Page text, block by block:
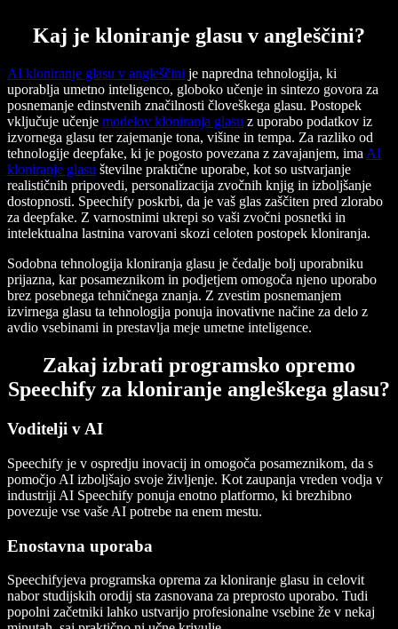
Kaj je kloniranje glasu v angleščini?
AI kloniranje glasu v angleščini je napredna tehnologija, ki
uporablja umetno inteligenco, globoko učenje in sintezo govora za
posnemanje edinstvenih značilnosti človeškega glasu. Postopek
vključuje učenje modelov kloniranja glasu z uporabo podatkov iz
izvornega glasu ter zajemanje tona, višine in tempa. Za razliko od
tehnologije deepfake, ki je pogosto povezana z zavajanjem, ima AI
kloniranje glasu številne praktične uporabe, kot so ustvarjanje
realističnih pripovedi, personalizacija zvočnih knjig in izboljšanje
dostopnosti. Speechify poskrbi, da je vaš glas zaščiten pred zlorabo
za deepfake. Z varnostnimi ukrepi so vaši zvočni posnetki in
intelektualna lastnina varovani skozi celoten postopek kloniranja.
Sodobna tehnologija kloniranja glasu je čedalje bolj uporabniku
prijazna, kar posameznikom in podjetjem omogoča njeno uporabo
brez posebnega tehničnega znanja. Z zvestim posnemanjem
izvirnega glasu ta tehnologija ponuja inovativne načine za delo z
avdio vsebinami in prestavlja meje umetne inteligence.
Zakaj izbrati programsko opremo
Speechify za kloniranje angleškega glasu?
Voditelji v AI
Speechify je v ospredju inovacij in omogoča posameznikom, da s
pomočjo AI izboljšajo svoje življenje. Kot zaupanja vreden vodja v
industriji AI Speechify ponuja enotno platformo, ki brezhibno
povezuje vse vaše AI potrebe na enem mestu.
Enostavna uporaba
Speechifyjeva programska oprema za kloniranje glasu in celovit
nabor studijskih orodij sta zasnovana za preprosto uporabo. Tudi
popolni začetniki lahko ustvarijo profesionalne vsebine že v nekaj